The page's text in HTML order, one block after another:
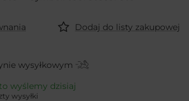
Dodaj do listy zakupowej
wysyłkowym
wyślemy dzisiaj
wysyłki